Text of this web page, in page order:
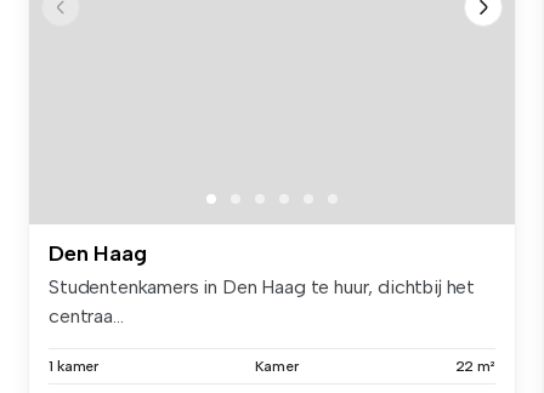
Den Haag
Studentenkamers in Den Haag te huur, dichtbij het
centraa...
1 kamer Kamer 22 m²